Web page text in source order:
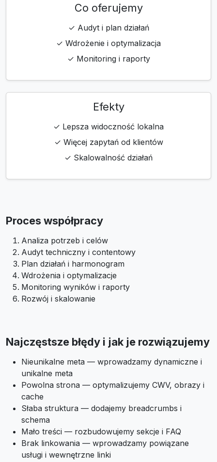
Co oferujemy
✓ Audyt i plan działań
✓ Wdrożenie i optymalizacja
✓ Monitoring i raporty
Efekty
✓ Lepsza widoczność lokalna
✓ Więcej zapytań od klientów
✓ Skalowalność działań
Proces współpracy
Analiza potrzeb i celów
Audyt techniczny i contentowy
Plan działań i harmonogram
Wdrożenia i optymalizacje
Monitoring wyników i raporty
Rozwój i skalowanie
Najczęstsze błędy i jak je rozwiązujemy
Nieunikalne meta — wprowadzamy dynamiczne i
unikalne meta
Powolna strona — optymalizujemy CWV, obrazy i
cache
Słaba struktura — dodajemy breadcrumbs i
schema
Mało treści — rozbudowujemy sekcje i FAQ
Brak linkowania — wprowadzamy powiązane
usługi i wewnętrzne linki